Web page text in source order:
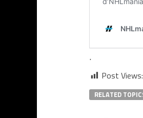
.
Post Views:
RELATED